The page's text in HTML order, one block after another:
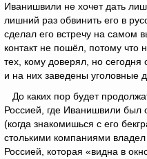
Иванишвили не хочет дать
лишний раз обвинить его в
сделал его встречу на самом
контакт не пошёл, потому что
тех, кому доверял, но сегодня
и на них заведены уголовные
До каких пор будет
Россией, где Иванишвили был
(когда знакомишься с его
столькими компаниями
Россией, которая «видна в